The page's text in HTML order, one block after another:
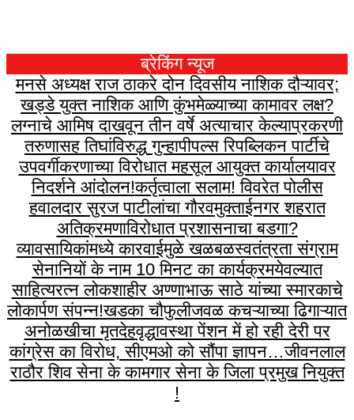
ब्रेकिंग न्यूज
मनसे अध्यक्ष राज ठाकरे दोन दिवसीय नाशिक दौऱ्यावर;
खड्डे युक्त नाशिक आणि कुंभमेळ्याच्या कामावर लक्ष?
लग्नाचे आमिष दाखवून तीन वर्षे अत्याचार केल्याप्रकरणी
तरुणासह तिघांविरुद्ध गुन्हापीपल्स रिपब्लिकन पार्टीचे
उपवर्गीकरणाच्या विरोधात महसूल आयुक्त कार्यालयावर
निदर्शने आंदोलन!कर्तृत्वाला सलाम! विवरेत पोलीस
हवालदार सुरज पाटीलांचा गौरवमुक्ताईनगर शहरात
अतिक्रमणाविरोधात प्रशासनाचा बडगा?
व्यावसायिकांमध्ये कारवाईमुळे खळबळस्वतंत्रता संग्राम
सेनानियों के नाम 10 मिनट का कार्यक्रमयेवल्यात
साहित्यरत्न लोकशाहीर अण्णाभाऊ साठे यांच्या स्मारकाचे
लोकार्पण संपन्न!खडका चौफुलीजवळ कचऱ्याच्या ढिगाऱ्यात
अनोळखीचा मृतदेहवृद्धावस्था पेंशन में हो रही देरी पर
कांग्रेस का विरोध, सीएमओ को सौंपा ज्ञापन…जीवनलाल
राठौर शिव सेना के कामगार सेना के जिला प्रमुख नियुक्त
!